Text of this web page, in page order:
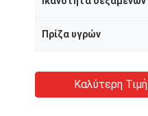
Πρίζα υγρών
Καλύτερη Τιμή